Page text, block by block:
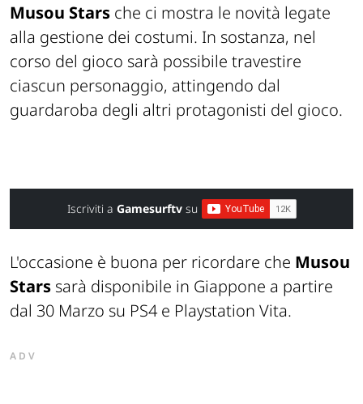
Musou Stars che ci mostra le novità legate
alla gestione dei costumi. In sostanza, nel
corso del gioco sarà possibile travestire
ciascun personaggio, attingendo dal
guardaroba degli altri protagonisti del gioco.
Iscriviti a Gamesurftvsu
L'occasione è buona per ricordare che Musou
Stars sarà disponibile in Giappone a partire
dal 30 Marzo su PS4 e Playstation Vita.
ADV